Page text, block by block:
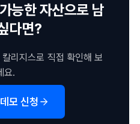
능한 자산으로 남
다면?
리지스로 직접 확인해 보
요.
모 신청